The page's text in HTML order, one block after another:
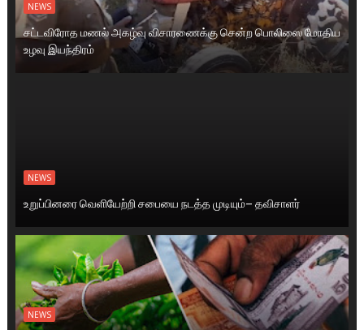
NEWS
சட்டவிரோத மணல் அகழ்வு விசாரணைக்கு சென்ற பொலிஸை மோதிய
உழவு இயந்திரம்
NEWS
உறுப்பினரை வெளியேற்றி சபையை நடத்த முடியும்– தவிசாளர்
NEWS